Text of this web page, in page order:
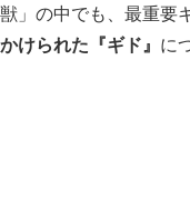
」の中でも、最重要
けられた『ギド』 に